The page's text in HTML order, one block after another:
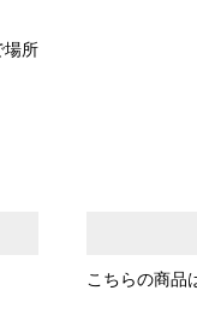
場所
こちらの商品